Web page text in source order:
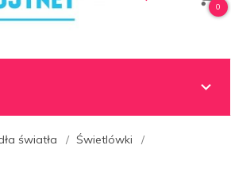
0
światła Świetlówki